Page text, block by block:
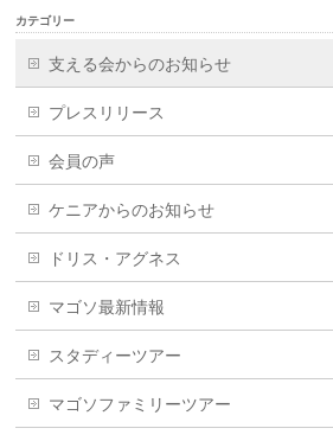
カテゴリー
支える会からのお知らせ
プレスリリース
会員の声
ケニアからのお知らせ
ドリス・アグネス
マゴソ最新情報
スタディーツアー
マゴソファミリーツアー